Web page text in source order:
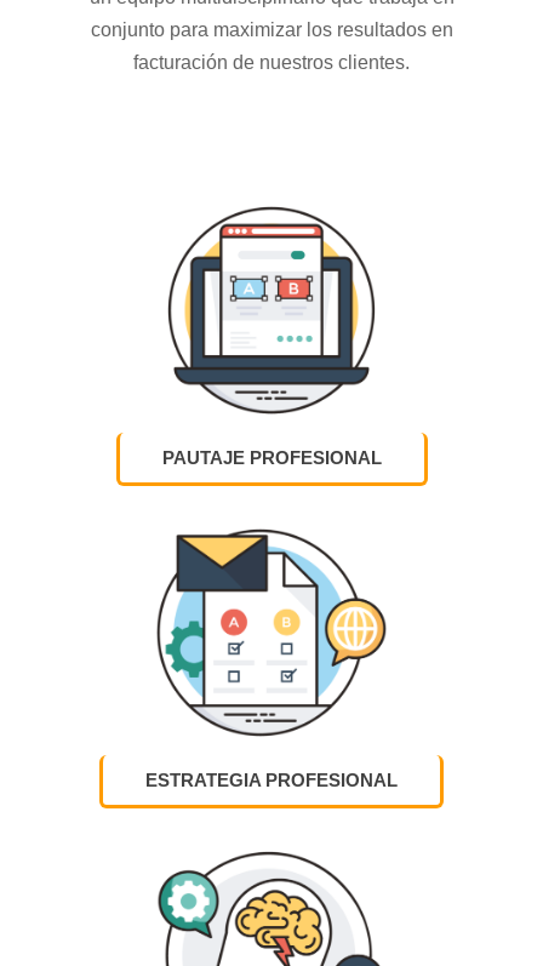
conjunto para maximizar los resultados en
facturación de nuestros clientes.
PAUTAJE PROFESIONAL
ESTRATEGIA PROFESIONAL